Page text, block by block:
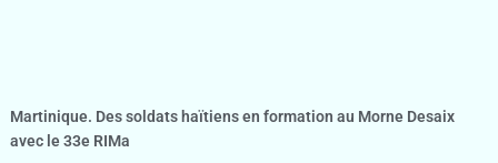
Martinique. Des soldats haïtiens en formation au Morne Desaix
avec le 33e RIMa